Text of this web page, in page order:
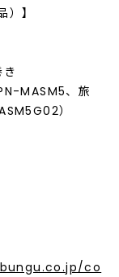
】
MASM5、旅
）
co